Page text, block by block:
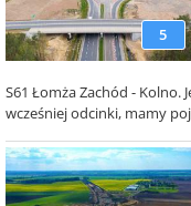
5
S61 Łomża Zachód - Kolno.
wcześniej odcinki, mamy